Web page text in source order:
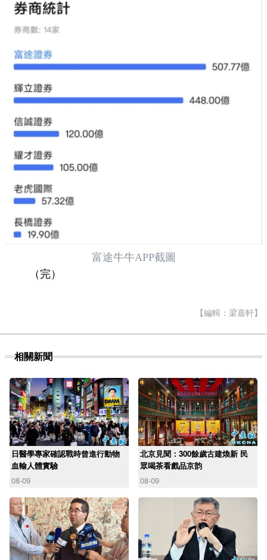
富途牛牛APP截圖
（完）
【編輯：梁嘉軒】
相關新聞
日醫學專家確認戰時曾進行動物
血輸人體實驗
08-09
北京見聞：300餘歲古建煥新 民
眾喝茶看戲品京韵
08-09